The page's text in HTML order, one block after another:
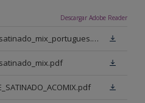
Descargar Adobe Reader
ficha_tecnica_cumbre_satinado_mix_portugues.pdf